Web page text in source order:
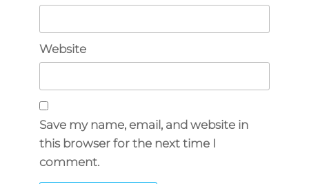
Website
Save my name, email, and website in
this browser for the next time I
comment.